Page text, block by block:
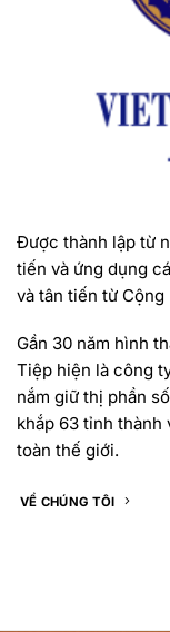
Được thành lập từ
tiến và ứng dụng
và tân tiến từ Cộng
Gần 30 năm hình
Tiệp hiện là công
nắm giữ thị phần
khắp 63 tỉnh thành
toàn thế giới.
VỀ CHÚNG TÔI